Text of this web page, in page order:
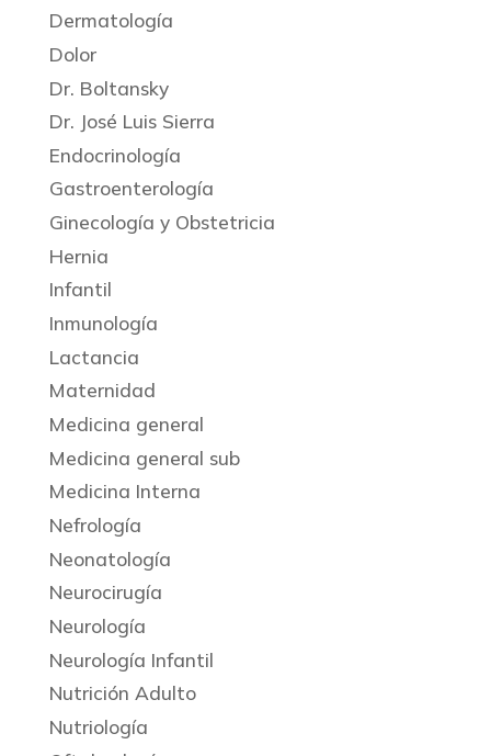
Dermatología
Dolor
Dr. Boltansky
Dr. José Luis Sierra
Endocrinología
Gastroenterología
Ginecología y Obstetricia
Hernia
Infantil
Inmunología
Lactancia
Maternidad
Medicina general
Medicina general sub
Medicina Interna
Nefrología
Neonatología
Neurocirugía
Neurología
Neurología Infantil
Nutrición Adulto
Nutriología